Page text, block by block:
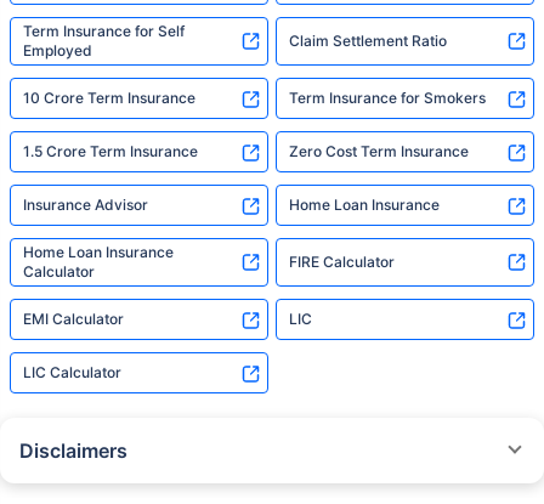
Term Insurance for Self
Employed
Claim Settlement Ratio
10 Crore Term Insurance Term Insurance for Smokers
1.5 Crore Term Insurance Zero Cost Term Insurance
Insurance Advisor Home Loan Insurance
Home Loan Insurance
Calculator
FIRE Calculator
EMI Calculator LIC
LIC Calculator
Disclaimers